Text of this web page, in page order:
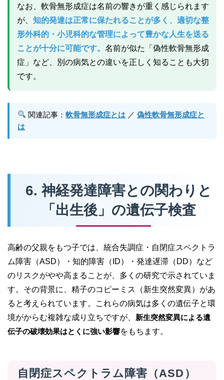
なお、軟骨無形成症は名前の響きが重く感じられます
が、 知的発達は正常に保たれることが多く、適切な整
形外科的・小児科的な管理によって豊かな人生を送る
ことが十分に可能です。 名前が似た「偽性軟骨無形成
症」など、別の病気との違いを正しく知ることも大切
です。
関連記事：軟骨無形成症とは ／偽性軟骨無形成症と
は
6. 神経発達障害との関わりと
「出生後」の遺伝子検査
高齢の父親をもつ子では、統合失調症・自閉症スペクトラ
ム障害（ASD）・知的障害（ID）・発達遅滞（DD）など
のリスクがやや高まることが、多くの研究で示されていま
す。その背景に、精子のコピーミス（新生突然変異）があ
ると考えられています。これらの病気は多くの遺伝子と環
境がからむ複雑な成り立ちですが、 新生突然変異による遺
伝子の破壊効果はとくに強い影響をもちます。
自閉症スペクトラム障害（ASD）